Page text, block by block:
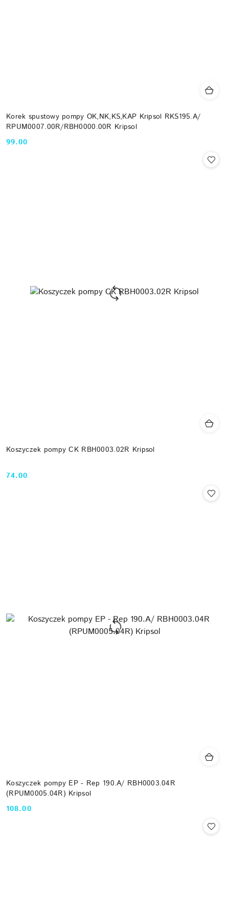
Korek spustowy pompy OK,NK,KS,KAP Kripsol RKS195.A/
RPUM0007.00R/RBH0000.00R Kripsol
Cena:
99.00
Koszyczek pompy CK RBH0003.02R Kripsol
Cena:
74.00
Koszyczek pompy EP - Rep 190.A/ RBH0003.04R
(RPUM0005.04R) Kripsol
Cena:
108.00